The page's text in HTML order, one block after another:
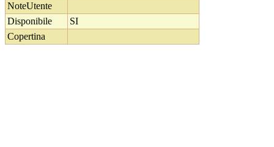
NoteUtente
Disponibile
SI
Copertina